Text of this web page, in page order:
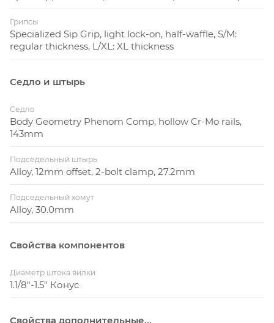
Грипсы
Specialized Sip Grip, light lock-on, half-waffle, S/M:
regular thickness, L/XL: XL thickness
Седло и штырь
Седло
Body Geometry Phenom Comp, hollow Cr-Mo rails,
143mm
Подседельный штырь
Alloy, 12mm offset, 2-bolt clamp, 27.2mm
Подседельный хомут
Alloy, 30.0mm
Свойства компонентов
Диаметр штока вилки
1.1/8"-1.5" Конус
Свойства дополнительные...